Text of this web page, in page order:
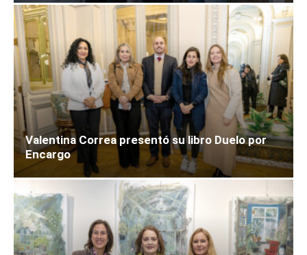
Valentina Correa presentó su libro Duelo por
Encargo